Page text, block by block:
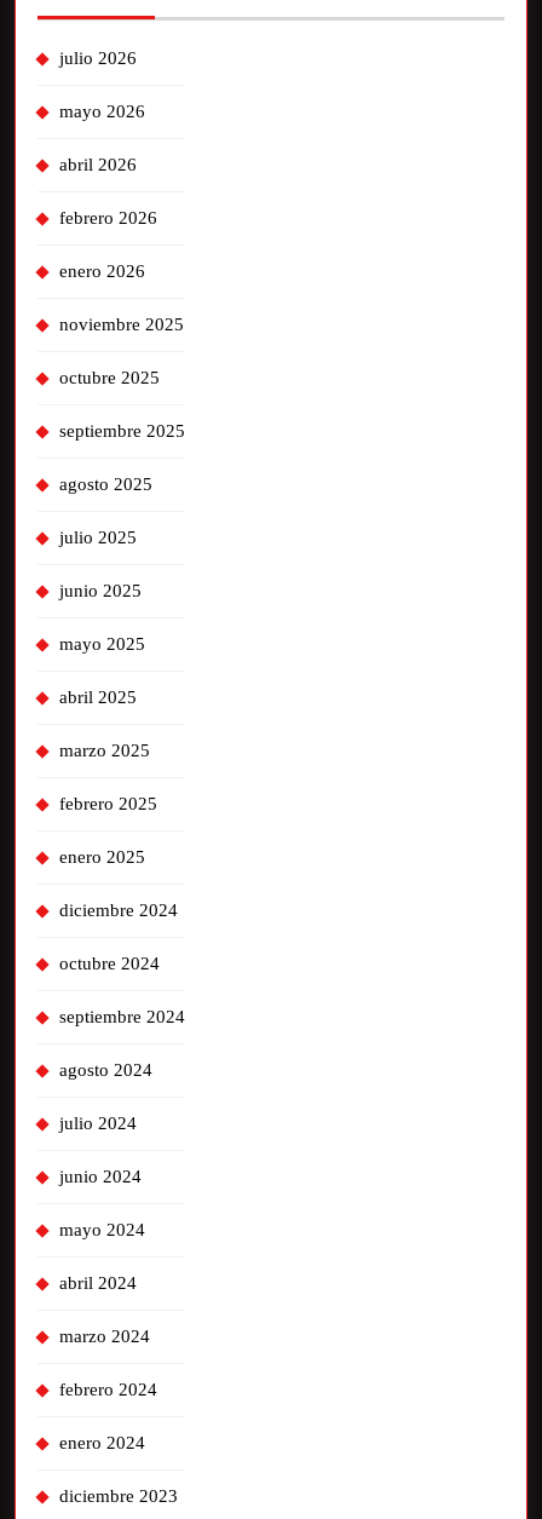
julio 2026
mayo 2026
abril 2026
febrero 2026
enero 2026
noviembre 2025
octubre 2025
septiembre 2025
agosto 2025
julio 2025
junio 2025
mayo 2025
abril 2025
marzo 2025
febrero 2025
enero 2025
diciembre 2024
octubre 2024
septiembre 2024
agosto 2024
julio 2024
junio 2024
mayo 2024
abril 2024
marzo 2024
febrero 2024
enero 2024
diciembre 2023